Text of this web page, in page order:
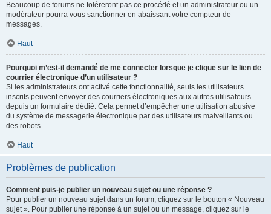
Beaucoup de forums ne toléreront pas ce procédé et un administrateur ou un
modérateur pourra vous sanctionner en abaissant votre compteur de
messages.
Haut
Pourquoi m’est-il demandé de me connecter lorsque je clique sur le lien de
courrier électronique d’un utilisateur ?
Si les administrateurs ont activé cette fonctionnalité, seuls les utilisateurs
inscrits peuvent envoyer des courriers électroniques aux autres utilisateurs
depuis un formulaire dédié. Cela permet d’empêcher une utilisation abusive
du système de messagerie électronique par des utilisateurs malveillants ou
des robots.
Haut
Problèmes de publication
Comment puis-je publier un nouveau sujet ou une réponse ?
Pour publier un nouveau sujet dans un forum, cliquez sur le bouton « Nouveau
sujet ». Pour publier une réponse à un sujet ou un message, cliquez sur le